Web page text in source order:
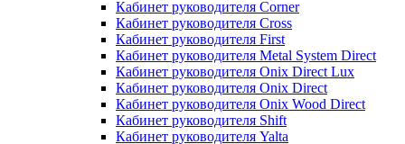
Кабинет руководителя Corner
Кабинет руководителя Cross
Кабинет руководителя First
Кабинет руководителя Metal System Direct
Кабинет руководителя Onix Direct Lux
Кабинет руководителя Onix Direct
Кабинет руководителя Onix Wood Direct
Кабинет руководителя Shift
Кабинет руководителя Yalta